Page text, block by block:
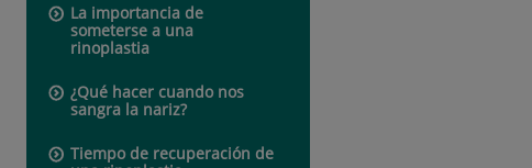
La importancia de
someterse a una
rinoplastia
¿Qué hacer cuando nos
sangra la nariz?
Tiempo de recuperación de